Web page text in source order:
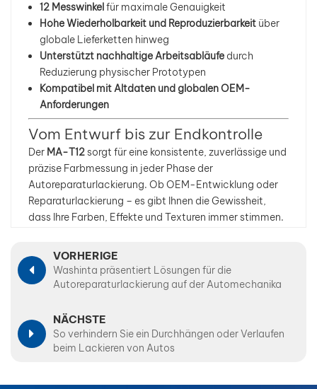
12 Messwinkelfür maximale Genauigkeit
Hohe Wiederholbarkeit und Reproduzierbarkeit über
globale Lieferketten hinweg
Unterstützt nachhaltige Arbeitsabläufe durch
Reduzierung physischer Prototypen
Kompatibel mit Altdaten und globalen OEM-
Anforderungen
Vom Entwurf bis zur Endkontrolle
Der MA-T12sorgt für eine konsistente, zuverlässige und
präzise Farbmessung in jeder Phase der
Autoreparaturlackierung. Ob OEM-Entwicklung oder
Reparaturlackierung – es gibt Ihnen die Gewissheit,
dass Ihre Farben, Effekte und Texturen immer stimmen.
VORHERIGE
Washinta präsentiert Lösungen für die
Autoreparaturlackierung auf der Automechanika
NÄCHSTE
So verhindern Sie ein Durchhängen oder Verlaufen
beim Lackieren von Autos